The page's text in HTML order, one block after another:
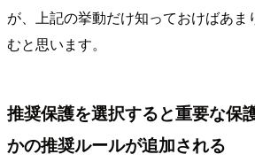
が、上記の挙動だけ知っておけばあま
むと思います。
推奨保護を選択すると重要な保
かの推奨ルールが追加される